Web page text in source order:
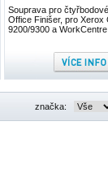
Souprava pro
Office Finišer, pro Xerox
9200/9300 a
značka: